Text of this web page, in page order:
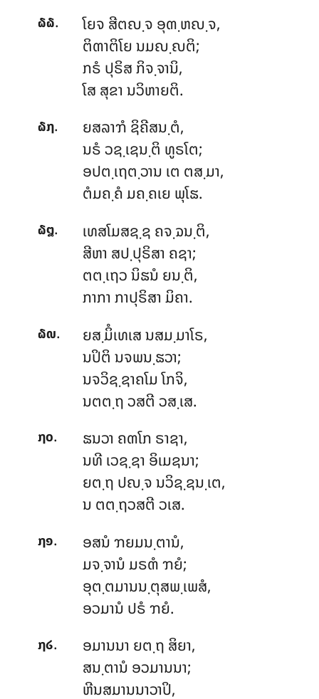
໖໖. ໂຍຈ ສີຕຎ຺ຈ ອຸຓ຺ຫຎ຺ຈ,
ຕິຓາຕິໂຍ ນມຎ຺ຎຕິ;
ກຣໍ ປຸຣິສ ກິຈ຺ຈານິ,
ໂສ ສຸຂາ ນວິຫາຍຕິ.
໖໗.
ຍສລາຠໍ ຊິຄີສນ຺ຕໍ,
ນຣໍ ວຊ຺ເຊນ຺ຕິ ທູຣໂຕ;
ອປຕ຺ເຖຕ຺ວານ ເຕ ຕສ຺ມາ,
ຕໍມຄ຺ຄໍ ມຄ຺ຄເຍ ພຸໂຘ.
໖໘.
ເທສໂມສຊ຺ຊ ຄຈ຺ຉນ຺ຕິ,
ສີຫາ ສປ຺ປຸຣິສາ ຄຊາ;
ຕຕ຺ເຖວ ນິຘນໍ ຍນ຺ຕິ,
ກາກາ ກາປຸຣິສາ ມິຄາ.
໖໙. ຍສ຺ມິໍເທເສນສມ຺ມາໂຣ,
ນປິຕິ ນຈພນ຺ຘວາ;
ນຈວິຊ຺ຊາຄໂມ ໂກຈິ,
ນຕຕ຺ຖ ວສຕີ ວສ຺ເສ.
໗໐.
ຘນວາ ຄຓໂກ ຣາຊາ,
ນທີ ເວຊ຺ຊາ ອິເມຊນາ;
ຍຕ຺ຖ ປຎ຺ຈ ນວິຊ຺ຊນ຺ເຕ,
ນ ຕຕ຺ຖວສຕີ ວເສ.
໗໑. ອສນໍຠຍມນ຺ຕານໍ,
ມຈ຺ຈານໍ ມຣຓໍ ຠຍໍ;
ອຸຕ຺ຕມານນ຺ຕຸສພ຺ເພສໍ,
ອວມານໍ ປຣໍ ຠຍໍ.
໗໒.
ອມານນາ ຍຕ຺ຖ ສິຍາ,
ສນ຺ຕານໍ ອວມານນາ;
ຫີນສມານນາວາປິ,